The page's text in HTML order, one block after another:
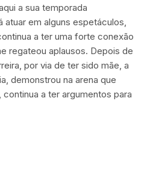
a sua temporada
atuar em alguns espetáculos,
a ter uma forte conexão
regateou aplausos. Depois de
por via de ter sido mãe, a
demonstrou na arena que
a ter argumentos para